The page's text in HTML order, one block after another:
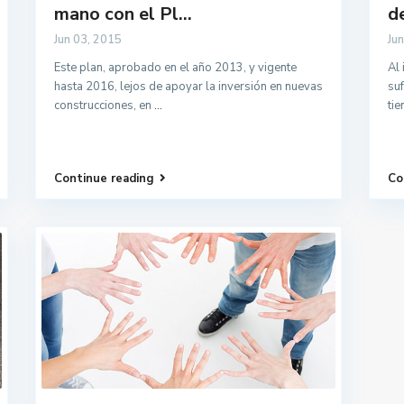
mano con el Pl...
Jun 03, 2015
Este plan, aprobado en el año 2013, y vigente
hasta 2016, lejos de apoyar la inversión en nuevas
construcciones, en ...
Continue reading
Al